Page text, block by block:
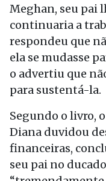
Meghan, seu pai
continuaria a
respondeu que
ela se mudasse
o advertiu que
para sustentá-la.
Segundo o livro,
Diana duvidou
financeiras,
seu pai no